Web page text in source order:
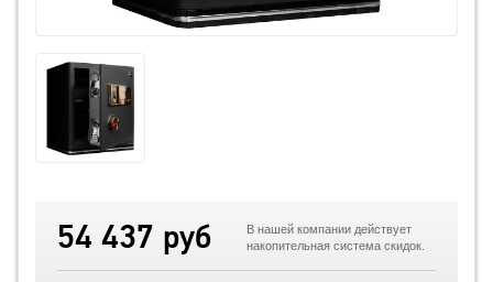
54 437 руб
В нашей компании действует
накопительная система скидок.